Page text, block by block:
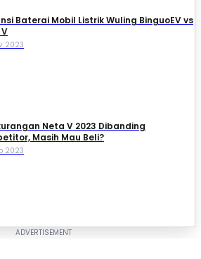
Baterai Mobil Listrik Wuling BinguoEV vs
2023
Neta V 2023 Dibanding
Masih Mau Beli?
2023